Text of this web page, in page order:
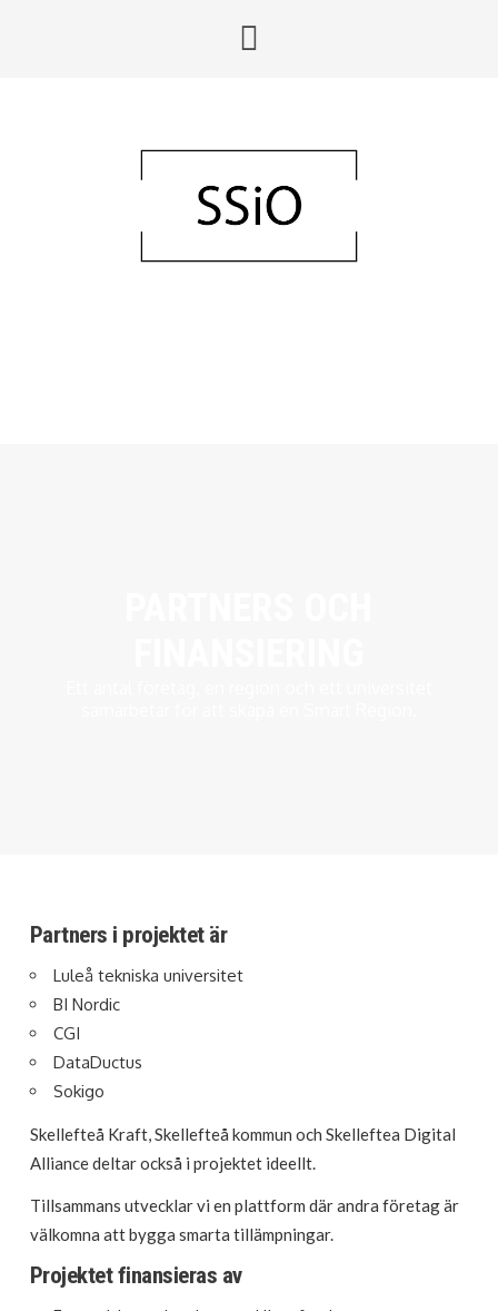
Partners i projektet är
Luleå tekniska universitet
BI Nordic
CGI
DataDuctus
Sokigo
Skellefteå Kraft, Skellefteå kommun och Skelleftea Digital
Alliance deltar också i projektet ideellt.
Tillsammans utvecklar vi en plattform där andra företag är
välkomna att bygga smarta tillämpningar.
Projektet finansieras av